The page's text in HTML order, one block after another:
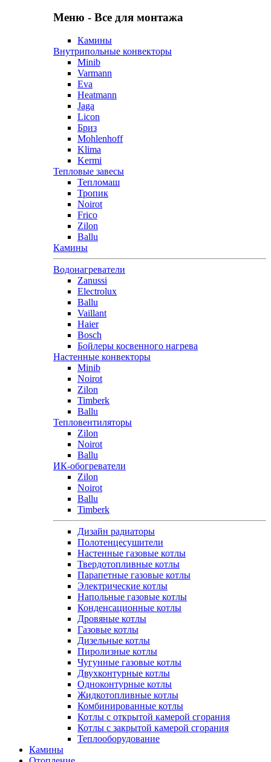
Меню - Все для монтажа
Камины
Внутрипольные конвекторы
Minib
Varmann
Eva
Heatmann
Jaga
Licon
Бриз
Mohlenhoff
Klima
Kermi
Тепловые завесы
Тепломаш
Тропик
Noirot
Frico
Zilon
Ballu
Камины
Водонагреватели
Zanussi
Electrolux
Ballu
Vaillant
Haier
Bosch
Бойлеры косвенного нагрева
Настенные конвекторы
Minib
Noirot
Zilon
Timberk
Ballu
Тепловентиляторы
Zilon
Noirot
Ballu
ИК-обогреватели
Zilon
Noirot
Ballu
Timberk
Дизайн радиаторы
Полотенцесушители
Настенные газовые котлы
Твердотопливные котлы
Парапетные газовые котлы
Электрические котлы
Напольные газовые котлы
Конденсационные котлы
Дровяные котлы
Газовые котлы
Дизельные котлы
Пиролизные котлы
Чугунные газовые котлы
Двухконтурные котлы
Одноконтурные котлы
Жидкотопливные котлы
Комбинированные котлы
Котлы с открытой камерой сгорания
Котлы с закрытой камерой сгорания
Теплооборудование
Камины